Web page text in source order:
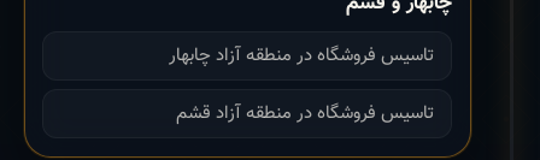
تاسیس فروشگاه در منطقه آزاد چابهار
تاسیس فروشگاه در منطقه آزاد قشم